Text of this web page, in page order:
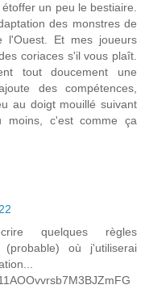
un peu le bestiaire.
des monstres de
l'Ouest. Et mes joueurs
coriaces s'il vous plaît.
tout doucement une
des compétences,
au doigt mouillé suivant
moins, c'est comme ça
quelques règles
où j'utiliserai